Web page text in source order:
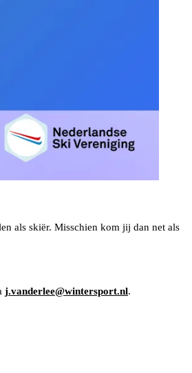
als skiër. Misschien kom jij dan net als
j.vanderlee@wintersport.nl.